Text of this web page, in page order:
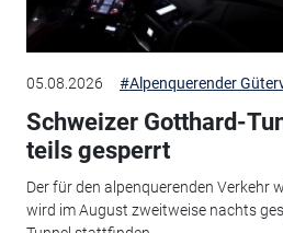
05.08.2026 #Alpenquerender
Schweizer Gotthard-
teils gesperrt
Der für den alpenquerenden Verkehr
wird im August zweitweise nachts